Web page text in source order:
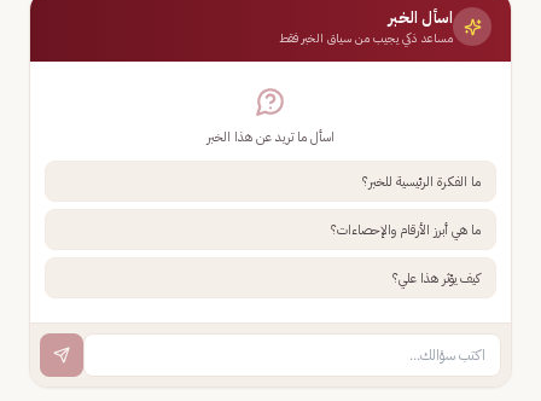
اسأل الخبر
مساعد ذكي يجيب من سياق الخبر فقط
اسأل ما تريد عن هذا الخبر
ما الفكرة الرئيسية للخبر؟
ما هي أبرز الأرقام والإحصاءات؟
كيف يؤثر هذا علي؟